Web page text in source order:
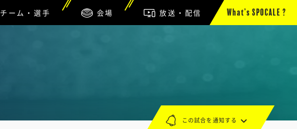
チーム・選手 会場 放送・配信 What’s SPOCALE ?
この試合を通知する